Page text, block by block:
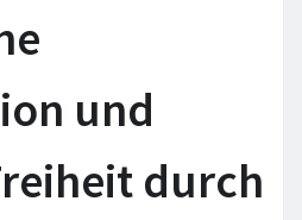
und
durch